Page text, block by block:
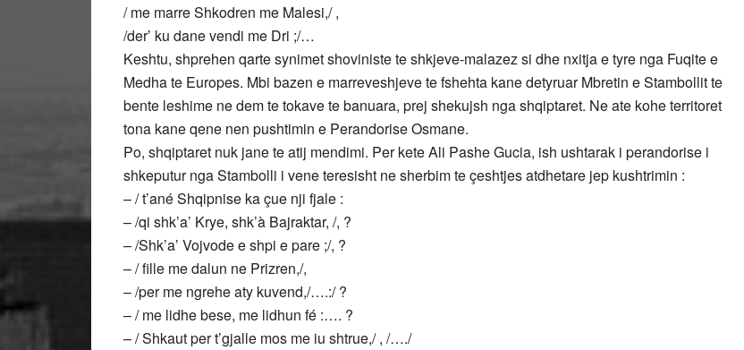
/ me marre Shkodren me Malesi,/ ,
/der’ ku dane vendi me Dri ;/…
Keshtu, shprehen qarte synimet shoviniste te shkjeve-malazez si dhe nxitja e tyre nga Fuqite e
Medha te Europes. Mbi bazen e marreveshjeve te fshehta kane detyruar Mbretin e Stambollit te
bente leshime ne dem te tokave te banuara, prej shekujsh nga shqiptaret. Ne ate kohe territoret
tona kane qene nen pushtimin e Perandorise Osmane.
Po, shqiptaret nuk jane te atij mendimi. Per kete Ali Pashe Gucia, ish ushtarak i perandorise i
shkeputur nga Stambolli i vene teresisht ne sherbim te çeshtjes atdhetare jep kushtrimin :
– / t’ané Shqipnise ka çue nji fjale :
– /qi shk’a’ Krye, shk’à Bajraktar, /, ?
– /Shk’a’ Vojvode e shpi e pare ;/, ?
– / fille me dalun ne Prizren,/,
– /per me ngrehe aty kuvend,/….:/ ?
– / me lidhe bese, me lidhun fé :…. ?
– / Shkaut per t’gjalle mos me iu shtrue,/ , /…./